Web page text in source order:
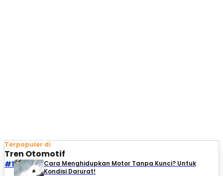
Terpopuler di
Tren Otomotif
#1
Cara Menghidupkan Motor Tanpa Kunci? Untuk
Kondisi Darurat!